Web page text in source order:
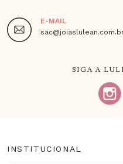
E-MAIL
SIGA A
INSTITUCIONAL